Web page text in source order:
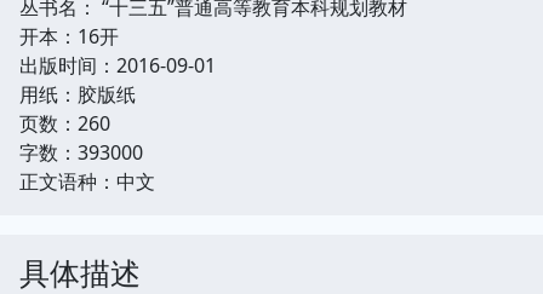
丛书名： “十三五”普通高等教育本科规划教材
开本：16开
出版时间：2016-09-01
用纸：胶版纸
页数：260
字数：393000
正文语种：中文
具体描述